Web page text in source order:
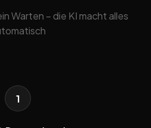
Warten – die KI macht alles
1